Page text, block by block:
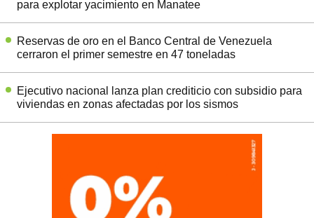
para explotar yacimiento en Manatee
Reservas de oro en el Banco Central de Venezuela
cerraron el primer semestre en 47 toneladas
Ejecutivo nacional lanza plan crediticio con subsidio para
viviendas en zonas afectadas por los sismos